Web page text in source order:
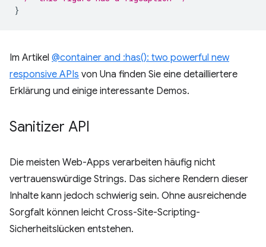
}
Im Artikel @container and :has(): two powerful new
responsive APIs von Una finden Sie eine detailliertere
Erklärung und einige interessante Demos.
Sanitizer API
Die meisten Web-Apps verarbeiten häufig nicht
vertrauenswürdige Strings. Das sichere Rendern dieser
Inhalte kann jedoch schwierig sein. Ohne ausreichende
Sorgfalt können leicht Cross-Site-Scripting-
Sicherheitslücken entstehen.